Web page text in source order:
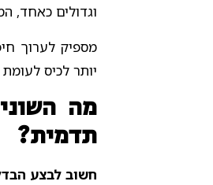
וגדולים כאחד,
מספיק לערוך
יותר לכיס
תדמית?
חשוב לבצע